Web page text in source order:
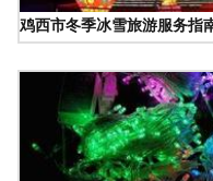
鸡西市冬季冰雪旅游服务指